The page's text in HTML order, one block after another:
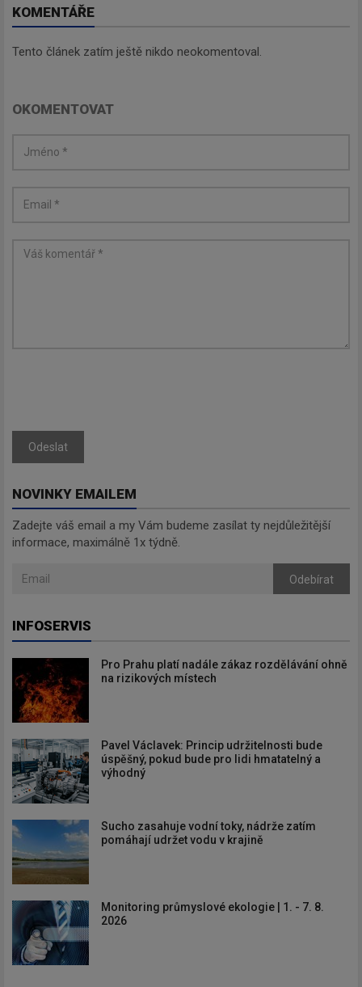
KOMENTÁŘE
Tento článek zatím ještě nikdo neokomentoval.
OKOMENTOVAT
Odeslat
NOVINKY EMAILEM
Zadejte váš email a my Vám budeme zasílat ty nejdůležitější
informace, maximálně 1x týdně.
Odebírat
INFOSERVIS
Pro Prahu platí nadále zákaz rozdělávání ohně
na rizikových místech
Pavel Václavek: Princip udržitelnosti bude
úspěšný, pokud bude pro lidi hmatatelný a
výhodný
Sucho zasahuje vodní toky, nádrže zatím
pomáhají udržet vodu v krajině
Monitoring průmyslové ekologie | 1. - 7. 8.
2026
Odebírat